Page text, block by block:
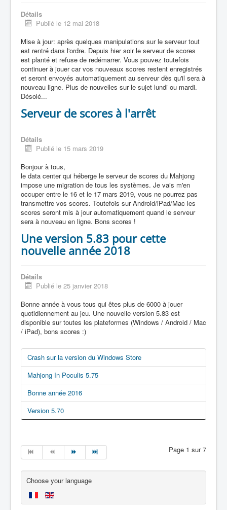
Détails
Publié le 12 mai 2018
Mise à jour: après quelques manipulations sur le serveur tout
est rentré dans l'ordre. Depuis hier soir le serveur de scores
est planté et refuse de redémarrer. Vous pouvez toutefois
continuer à jouer car vos nouveaux scores restent enregistrés
et seront envoyés automatiquement au serveur dès qu'il sera à
nouveau ligne. Plus de nouvelles sur le sujet lundi ou mardi.
Désolé...
Serveur de scores à l'arrêt
Détails
Publié le 15 mars 2019
Bonjour à tous,
le data center qui héberge le serveur de scores du Mahjong
impose une migration de tous les systèmes. Je vais m'en
occuper entre le 16 et le 17 mars 2019, vous ne pourrez pas
transmettre vos scores. Toutefois sur Android/iPad/Mac les
scores seront mis à jour automatiquement quand le serveur
sera à nouveau en ligne. Bons scores !
Une version 5.83 pour cette
nouvelle année 2018
Détails
Publié le 25 janvier 2018
Bonne année à vous tous qui êtes plus de 6000 à jouer
quotidiennement au jeu. Une nouvelle version 5.83 est
disponible sur toutes les plateformes (Windows / Android / Mac
/ iPad), bons scores :)
Crash sur la version du Windows Store
Mahjong In Poculis 5.75
Bonne année 2016
Version 5.70
Page 1 sur 7
Choose your language